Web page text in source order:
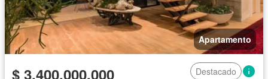
Apartamento
$ 3.400.000.000
Destacado